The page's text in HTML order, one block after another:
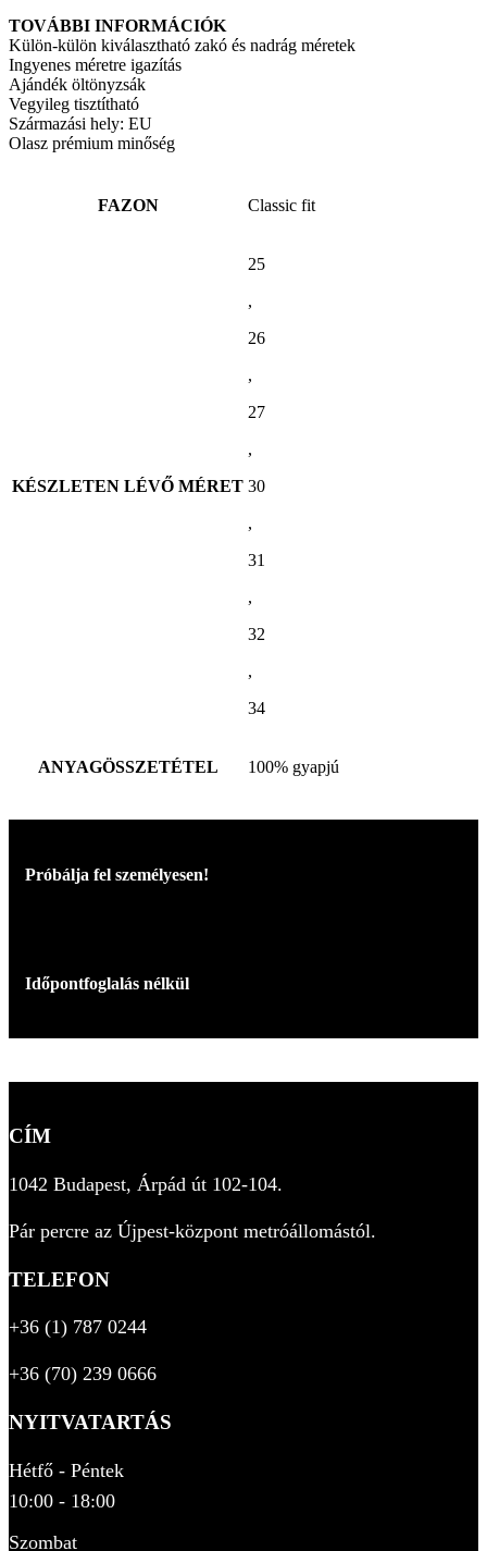
TOVÁBBI INFORMÁCIÓK
Külön-külön kiválasztható zakó és nadrág méretek
Ingyenes méretre igazítás
Ajándék öltönyzsák
Vegyileg tisztítható
Származási hely: EU
Olasz prémium minőség
FAZON Classic fit
KÉSZLETEN LÉVŐ MÉRET
25
,
26
,
27
,
30
,
31
,
32
,
34
ANYAGÖSSZETÉTEL 100% gyapjú
Próbálja fel személyesen!
Időpontfoglalás nélkül
CÍM
1042 Budapest, Árpád út 102-104.
Pár percre az Újpest-központ metróállomástól.
TELEFON
+36 (1) 787 0244
+36 (70) 239 0666
NYITVATARTÁS
Hétfő - Péntek
10:00 - 18:00
Szombat